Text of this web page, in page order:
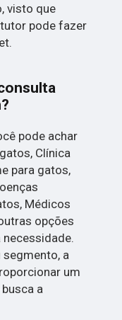
visto que
pode fazer
pode achar
Clínica
para gatos,
Médicos
opções
a
um
a